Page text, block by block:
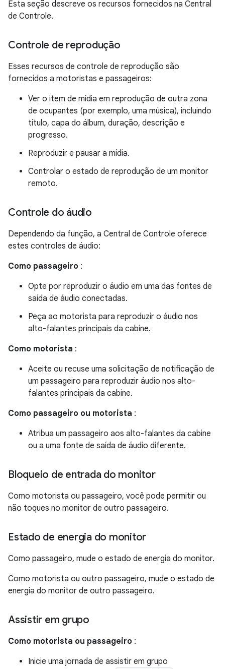
Esta seção descreve os recursos fornecidos na Central
de Controle.
Controle de reprodução
Esses recursos de controle de reprodução são
fornecidos a motoristas e passageiros:
Ver o item de mídia em reprodução de outra zona
de ocupantes (por exemplo, uma música), incluindo
título, capa do álbum, duração, descrição e
progresso.
Reproduzir e pausar a mídia.
Controlar o estado de reprodução de um monitor
remoto.
Controle do áudio
Dependendo da função, a Central de Controle oferece
estes controles de áudio:
Como passageiro :
Opte por reproduzir o áudio em uma das fontes de
saída de áudio conectadas.
Peça ao motorista para reproduzir o áudio nos
alto-falantes principais da cabine.
Como motorista :
Aceite ou recuse uma solicitação de notificação de
um passageiro para reproduzir áudio nos alto-
falantes principais da cabine.
Como passageiro ou motorista :
Atribua um passageiro aos alto-falantes da cabine
ou a uma fonte de saída de áudio diferente.
Bloqueio de entrada do monitor
Como motorista ou passageiro, você pode permitir ou
não toques no monitor de outro passageiro.
Estado de energia do monitor
Como passageiro, mude o estado de energia do monitor.
Como motorista ou outro passageiro, mude o estado de
energia do monitor de outro passageiro.
Assistir em grupo
Como motorista ou passageiro :
Inicie uma jornada de assistir em grupo